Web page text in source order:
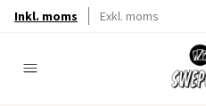
Inkl. moms Exkl. moms